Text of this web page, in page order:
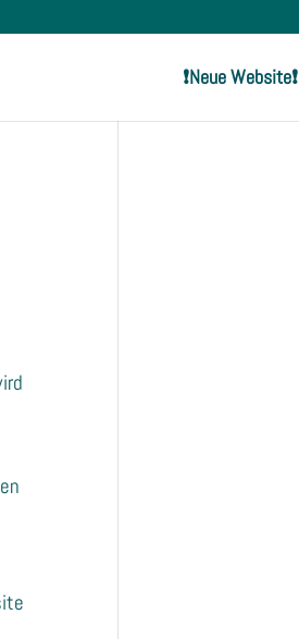
❗️Neue Website❗️